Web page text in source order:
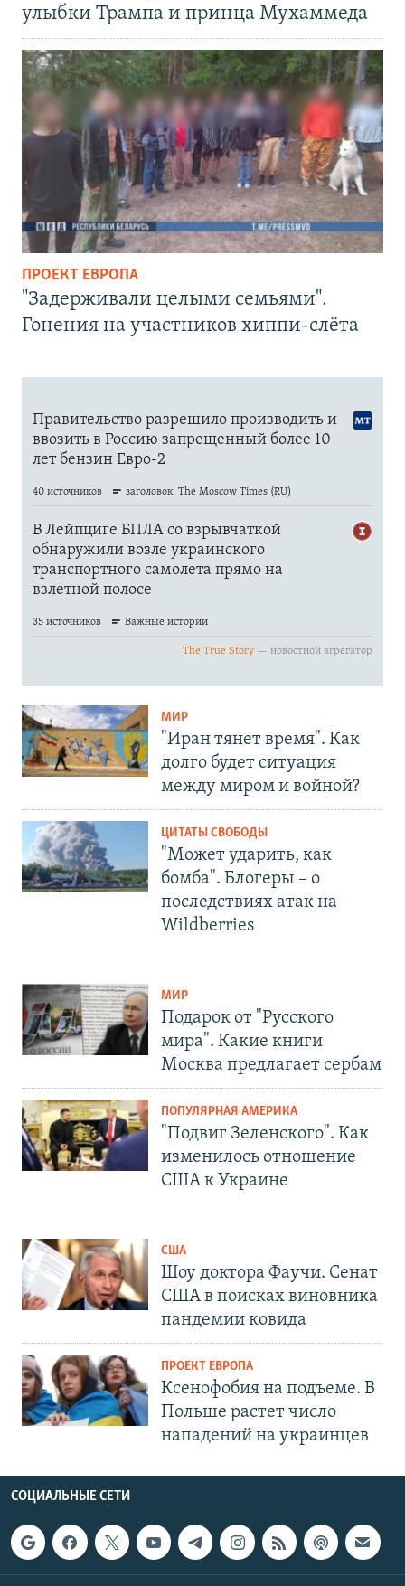
улыбки Трампа и принца Мухаммеда
ПРОЕКТ ЕВРОПА
"Задерживали целыми семьями".
Гонения на участников хиппи-слёта
МИР
"Иран тянет время". Как
долго будет ситуация
между миром и войной?
ЦИТАТЫ СВОБОДЫ
"Может ударить, как
бомба". Блогеры – о
последствиях атак на
Wildberries
МИР
Подарок от "Русского
мира". Какие книги
Москва предлагает сербам
ПОПУЛЯРНАЯ АМЕРИКА
"Подвиг Зеленского". Как
изменилось отношение
США к Украине
США
Шоу доктора Фаучи. Сенат
США в поисках виновника
пандемии ковида
ПРОЕКТ ЕВРОПА
Ксенофобия на подъеме. В
Польше растет число
нападений на украинцев
СОЦИАЛЬНЫЕ СЕТИ